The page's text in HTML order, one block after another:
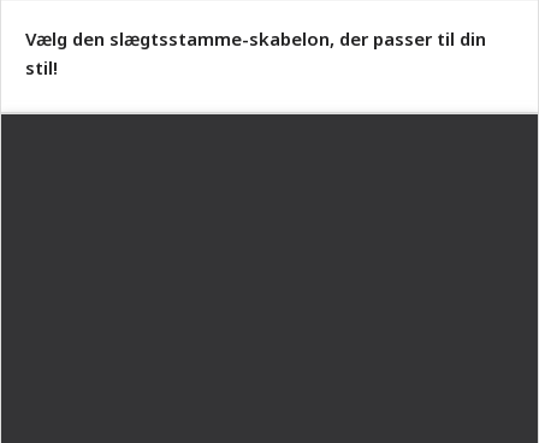
Vælg den slægtsstamme-skabelon, der passer til din
stil!